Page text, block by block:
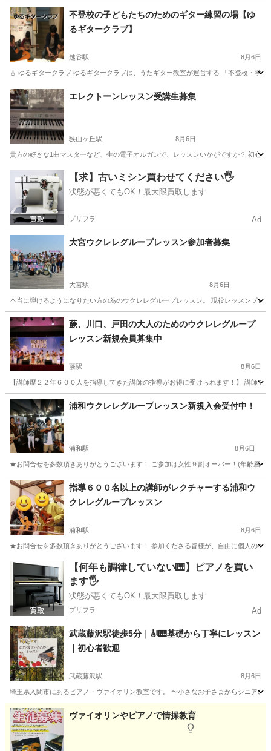
不登校の子どもたちのためのギター練習の場【ゆ
るギタークラブ】
越谷駅 8月6日
🎸 ゆるギタークラブ ゆるギタークラブは、うたギター教室が運営する 「不登校・
埼玉 越谷市 越谷駅 不登校
エレクトーンレッスン受講生募集
狭山ヶ丘駅 8月6日
貴方の好きな1曲マスターなど、生の電子オルガンで、レッスンいかがですか？ 初
埼玉 所沢市 狭山ヶ丘駅 その他 エレクトーン
【求】古いミシン買わせてください🖐️
状態が悪くてもOK！最大限買取します
プリフラ Ad
大宮ウクレレグループレッスン参加者募集
大宮駅 8月6日
本当に弾けるようになりたい方の為のウクレレグループレッスン。 現役レッ
埼玉 さいたま市 大宮駅 ウクレレ サークル
蕨、川口、戸田の大人のためのウクレレグループ
レッスン新規会員募集中
蕨駅 8月6日
【講師歴２２年６００人を指導してきた講師の指導がお得に受けられます！】 講師
埼玉 蕨市 蕨駅 ウクレレ プロフィール
浦和ウクレレグループレッスン新規入会受付中！
浦和駅 8月6日
★お問合せを多数頂きありがとうございます！ ご参加は女性９割オーバー！(
埼玉 さいたま市 浦和駅 ウクレレ サークル
指導６００名以上の講師がレクチャーする浦和ウ
クレレグループレッスン
浦和駅 8月6日
★お問合せを多数頂きありがとうございます！ 参加くださる皆様が、自由に個人のペ
埼玉 さいたま市 浦和駅 ウクレレ
ウクレレグループレッスン
【何年も調律していない🎹】ピアノを買い
ます🖐️
状態が悪くてもOK！最大限買取します
プリフラ Ad
武蔵藤沢駅徒歩5分｜🎻🎹基礎から丁寧にレッスン
｜初心者歓迎
武蔵藤沢駅 8月6日
埼玉県入間市にあるピアノ・ヴァイオリン教室です。 〜小さなお子さまからシニア
埼玉 入間市 武蔵藤沢駅 音楽 レッスン
ヴァイオリンやピアノで情操教育